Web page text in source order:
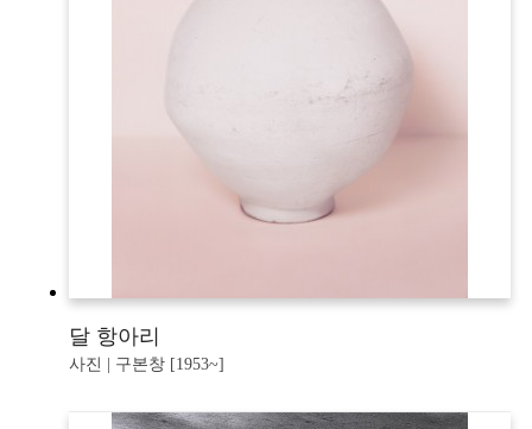
달 항아리
사진 | 구본창 [1953~]